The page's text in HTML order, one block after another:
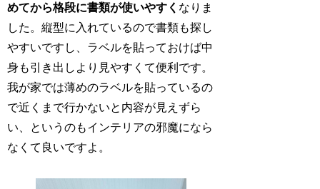
めてから格段に書類が使いやすく なりま
した。縦型に入れているので書類も探し
やすいですし、ラベルを貼っておけば中
身も引き出しより見やすくて便利です。
我が家では薄めのラベルを貼っているの
で近くまで行かないと内容が見えずら
い、というのもインテリアの邪魔になら
なくて良いですよ。